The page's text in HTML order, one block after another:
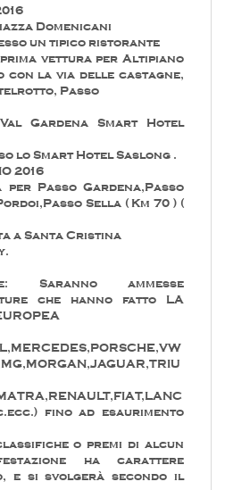
Domenicani
un tipico ristorante
vettura per Altipiano
con la via delle castagne,
Passo
Gardena Smart Hotel
lo Smart Hotel Saslong .
2016
Passo Gardena,Passo
Sella ( Km 70 ) (
a Santa Cristina
Saranno ammesse
che hanno fatto LA
fino ad esaurimento
o premi di alcun
ha carattere
e si svolgerà secondo il